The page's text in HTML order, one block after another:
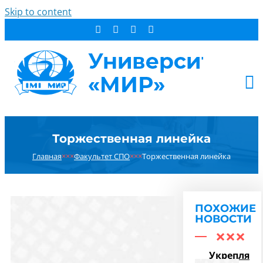
Skip to content
СТУДЕНТУ
ДОПОБРАЗОВАНИЕ
Торжественная линейка
Главная×××Факультет СПО×××Торжественная линейка
ПОХОЖИЕ
НОВОСТИ
Укрепляем